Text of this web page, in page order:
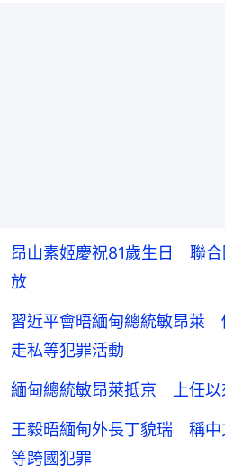
昂山素姬慶祝81歲生日 聯
放
習近平會晤緬甸總統敏昂萊
走私等犯罪活動
緬甸總統敏昂萊抵京 上任以
王毅晤緬甸外長丁貌瑞 稱中
等跨國犯罪